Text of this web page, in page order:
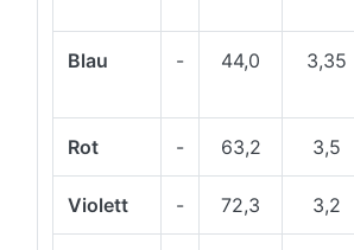
Blau - 44,0 3,35
Rot - 63,2 3,5
Violett - 72,3 3,2